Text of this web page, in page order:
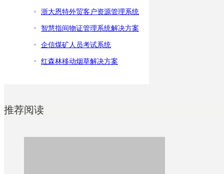
浙大恩特外贸客户资源管理系统
智慧指间物证管理系统解决方案
企信煤矿人员考试系统
红森林移动烟草解决方案
推荐阅读